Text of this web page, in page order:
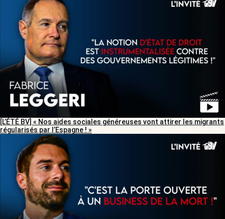
[L’ÉTÉ BV] « Nos aides sociales généreuses vont attirer les migrants
régularisés par l’Espagne ! »